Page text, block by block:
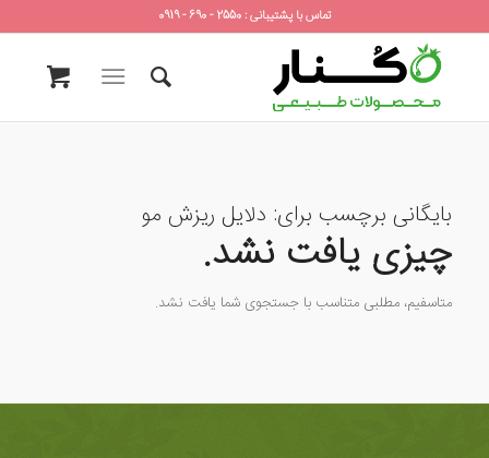
تماس با پشتیبانی : 2550 - 690 - 0919
بایگانی برچسب برای: دلایل ریزش مو
چیزی یافت نشد.
متاسفیم، مطلبی متناسب با جستجوی شما یافت نشد.